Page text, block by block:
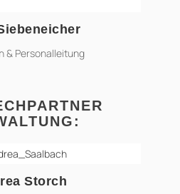
online.de
& Personalleitung
online.de
Storch